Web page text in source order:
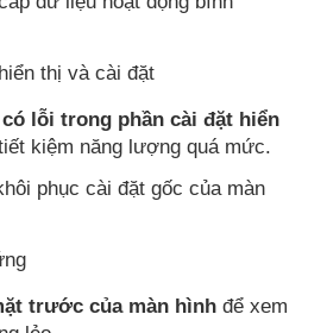
thị và cài đặt
lỗi trong phần cài đặt hiển
kiệm năng lượng quá mức.
phục cài đặt gốc của màn
trước của màn hình để xem